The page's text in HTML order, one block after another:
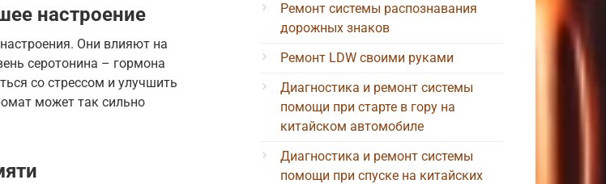
настроение
Они влияют на
серотонина – гормона
со стрессом и улучшить
может так сильно
Ремонт системы распознавания
дорожных знаков
Ремонт LDW своими руками
Диагностика и ремонт системы
помощи при старте в гору на
китайском автомобиле
Диагностика и ремонт системы
помощи при спуске на китайских